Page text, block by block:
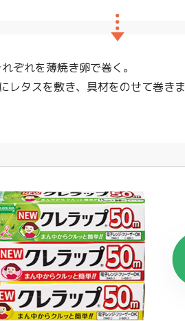
ぞれを薄焼き卵で巻く。
レタスを敷き、具材をのせて巻きま